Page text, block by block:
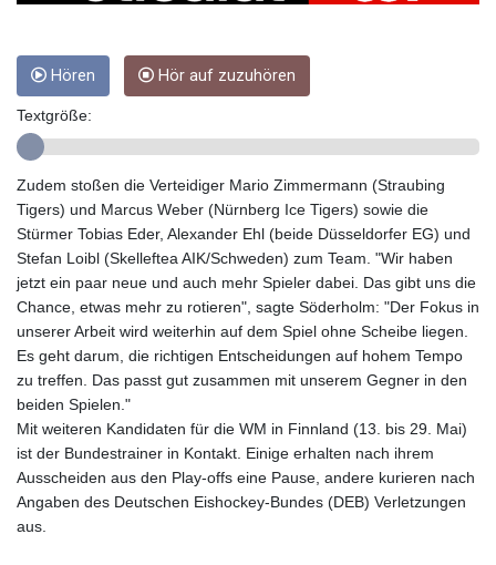
GNF 10139.201975
GTQ 8.809317
HKD 9.040442
HRK 7.534482
HTG 150.95029
HUF 366.519917
IDR 20604.535143
ILS 3.465739
IMP 0.856496
INR 109.762882
IQD 1512.462949
IRR
ISK 142.411184
JEP 0.856496
JMD 183.008911
JOD 0.81702
Hören Hör auf zuzuhören
Textgröße:
Zudem stoßen die Verteidiger Mario Zimmermann (Straubing
Tigers) und Marcus Weber (Nürnberg Ice Tigers) sowie die
Stürmer Tobias Eder, Alexander Ehl (beide Düsseldorfer EG) und
Stefan Loibl (Skelleftea AIK/Schweden) zum Team. "Wir haben
jetzt ein paar neue und auch mehr Spieler dabei. Das gibt uns die
Chance, etwas mehr zu rotieren", sagte Söderholm: "Der Fokus in
unserer Arbeit wird weiterhin auf dem Spiel ohne Scheibe liegen.
Es geht darum, die richtigen Entscheidungen auf hohem Tempo
zu treffen. Das passt gut zusammen mit unserem Gegner in den
beiden Spielen."
Mit weiteren Kandidaten für die WM in Finnland (13. bis 29. Mai)
ist der Bundestrainer in Kontakt. Einige erhalten nach ihrem
Ausscheiden aus den Play-offs eine Pause, andere kurieren nach
Angaben des Deutschen Eishockey-Bundes (DEB) Verletzungen
aus.